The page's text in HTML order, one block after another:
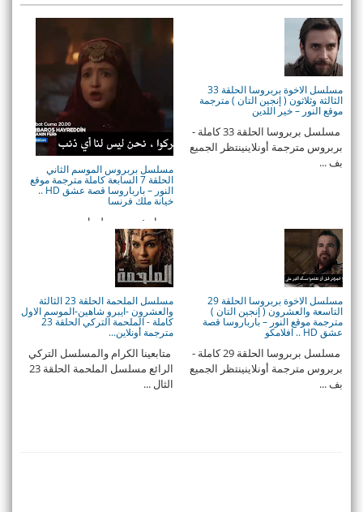
مسلسل الاخوة بربروسا الحلقة 33
الثالثة وثلاثون ( إنجين التان ) مترجمة
موقع النور – خير اللدين
مسلسل بربروسا الحلقة 33 كاملة -
بربروس مترجمة أونلاينينتظر الجميع
بف ...
مسلسل بربروس الموسم الثاني
الحلقة 7 السابعة كاملة مترجمة موقع
النور – باﺭﺑﺎﺭﻭﺳﺎ قصة عشق HD ..
خيانة ملك فرنسا
ميعاد عرض مسلسل بربروس
والقنوات الناق ...
مسلسل الاخوة بربروسا الحلقة 29
التاسعة والعشرون ( إنجين التان )
مترجمة موقع النور – باﺭﺑﺎﺭﻭﺳﺎ قصة
عشق HD .. افلامكو
مسلسل بربروسا الحلقة 29 كاملة -
بربروس مترجمة أونلاينينتظر الجميع
بف ...
مسلسل الملحمة الحلقة 23 الثالثة
والعشرون -ايبرو شاهين-الموسم الاول
كاملة - الملحمة التركي الحلقة 23
مترجمة أونلاين...
متابعينا الكرام والمسلسل التركي
الرائع مسلسل الملحمة الحلقة 23
الثال ...